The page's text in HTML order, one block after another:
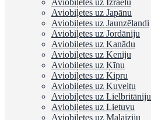
Aviobiļetes uz Izraēlu
Aviobiļetes uz Japānu
Aviobiļetes uz Jaunzēlandi
Aviobiļetes uz Jordāniju
Aviobiļetes uz Kanādu
Aviobiļetes uz Keniju
Aviobiļetes uz Ķīnu
Aviobiļetes uz Kipru
Aviobiļetes uz Kuveitu
Aviobiļetes uz Lielbritāniju
Aviobiļetes uz Lietuvu
Aviobiļetes uz Malaiziju